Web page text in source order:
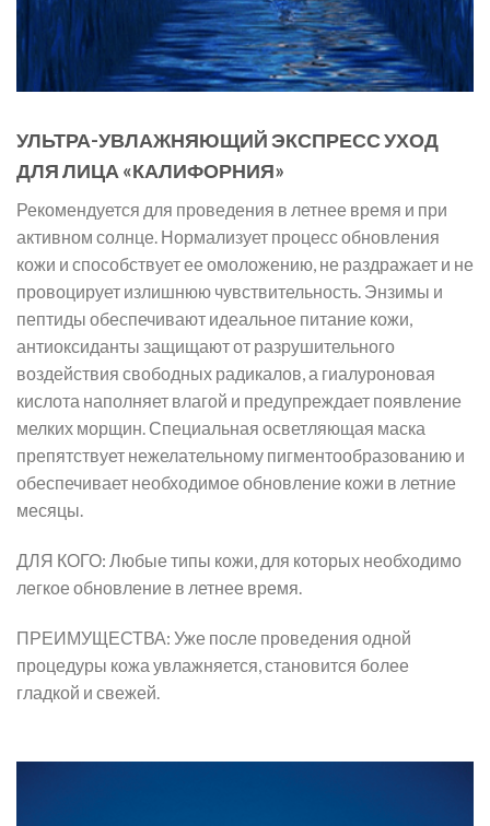
УЛЬТРА-УВЛАЖНЯЮЩИЙ ЭКСПРЕСС УХОД
ДЛЯ ЛИЦА «КАЛИФОРНИЯ»
Рекомендуется для проведения в летнее время и при
активном солнце. Нормализует процесс обновления
кожи и способствует ее омоложению, не раздражает и не
провоцирует излишнюю чувствительность. Энзимы и
пептиды обеспечивают идеальное питание кожи,
антиоксиданты защищают от разрушительного
воздействия свободных радикалов, а гиалуроновая
кислота наполняет влагой и предупреждает появление
мелких морщин. Специальная осветляющая маска
препятствует нежелательному пигментообразованию и
обеспечивает необходимое обновление кожи в летние
месяцы.
ДЛЯ КОГО: Любые типы кожи, для которых необходимо
легкое обновление в летнее время.
ПРЕИМУЩЕСТВА: Уже после проведения одной
процедуры кожа увлажняется, становится более
гладкой и свежей.